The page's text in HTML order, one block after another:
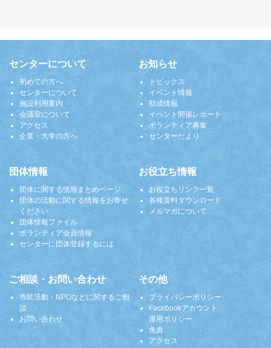
センターについて
初めての方へ
センターについて
施設利用案内
会議室について
アクセス
企業・大学の方へ
お知らせ
トピックス
イベント情報
助成情報
イベント開催レポート
ボランティア募集
センターだより
団体情報
団体に関する情報まとめページ
団体の活動に関する情報をお寄せ
ください
団体情報ファイル
ボランティア会員情報
センターに団体登録するには
お役立ち情報
お役立ちリンク一覧
各種資料ダウンロード
メルマガについて
ご相談・お問い合わせ
市民活動・NPOなどに関するご相
談
お問い合わせ
その他
プライバシーポリシー
Facebookアカウント
運用ポリシー
免責
アクセス